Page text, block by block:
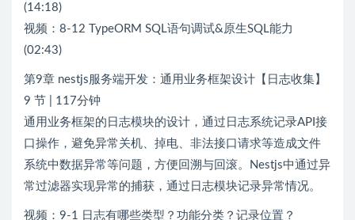
(14:18)
视频：8-12 TypeORM SQL语句调试&原生SQL能力
(02:43)
第9章 nestjs服务端开发：通用业务框架设计【日志收集】
9 节 | 117分钟
通用业务框架的日志模块的设计，通过日志系统记录API接
口操作，避免异常关机、掉电、非法接口请求等造成文件
系统中数据异常等问题，方便回溯与回滚。Nestjs中通过异
常过滤器实现异常的捕获，通过日志模块记录异常情况。
视频：9-1 日志有哪些类型？功能分类？记录位置？